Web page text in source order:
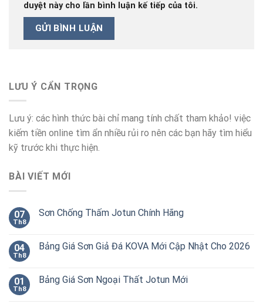
duyệt này cho lần bình luận kế tiếp của tôi.
LƯU Ý CẨN TRỌNG
Lưu ý: các hình thức bài chỉ mang tính chất tham khảo! việc
kiếm tiền online tìm ẩn nhiều rủi ro nên các bạn hãy tìm hiểu
kỹ trước khi thực hiện.
BÀI VIẾT MỚI
07
Th8
Sơn Chống Thấm Jotun Chính Hãng
04
Th8
Bảng Giá Sơn Giả Đá KOVA Mới Cập Nhật Cho 2026
01
Th8
Bảng Giá Sơn Ngoại Thất Jotun Mới